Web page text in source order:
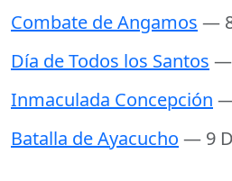
Combate de Angamos —
Día de Todos los Santos —
Inmaculada Concepción
Batalla de Ayacucho — 9